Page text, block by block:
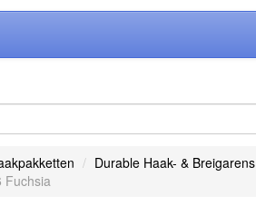
Durable Haak- & Breigarens
Fuchsia